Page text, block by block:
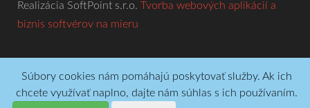
Realizácia SoftPoint s.r.o. Tvorba webových aplikácií a
biznis softvérov na mieru
Súbory cookies nám pomáhajú poskytovať služby. Ak ich
chcete využívať naplno, dajte nám súhlas s ich používaním.